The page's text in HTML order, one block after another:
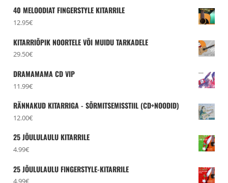
40 MELOODIAT FINGERSTYLE KITARRILE
12.95€
KITARRIÕPIK NOORTELE VÕI MUIDU TARKADELE
29.50€
DRAMAMAMA CD VIP
11.99€
RÄNNAKUD KITARRIGA - SÕRMITSEMISSTIIL (CD+NOODID)
12.00€
25 JÕULULAULU KITARRILE
4.99€
25 JÕULULAULU FINGERSTYLE-KITARRILE
4.99€